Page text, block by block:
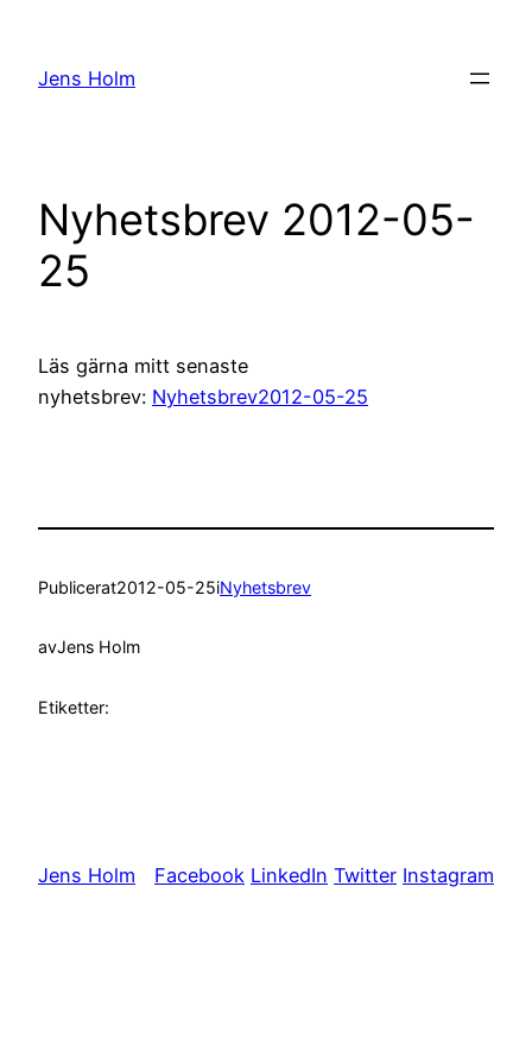
innehåll
Jens Holm
Nyhetsbrev 2012-05-
25
Läs gärna mitt senaste
nyhetsbrev: Nyhetsbrev2012-05-25
Publicerat2012-05-25iNyhetsbrev
avJens Holm
Etiketter:
Jens Holm Facebook LinkedIn Twitter Instagram